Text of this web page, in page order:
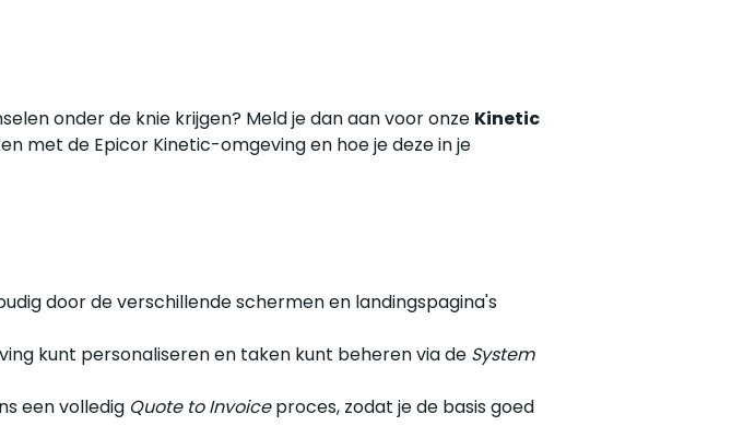
onder de knie krijgen? Meld je dan aan voor onze Kinetic
met de Epicor Kinetic-omgeving en hoe je deze in je
door de verschillende schermen en landingspagina's
kunt personaliseren en taken kunt beheren via de System
een volledig Quote to Invoiceproces, zodat je de basis goed